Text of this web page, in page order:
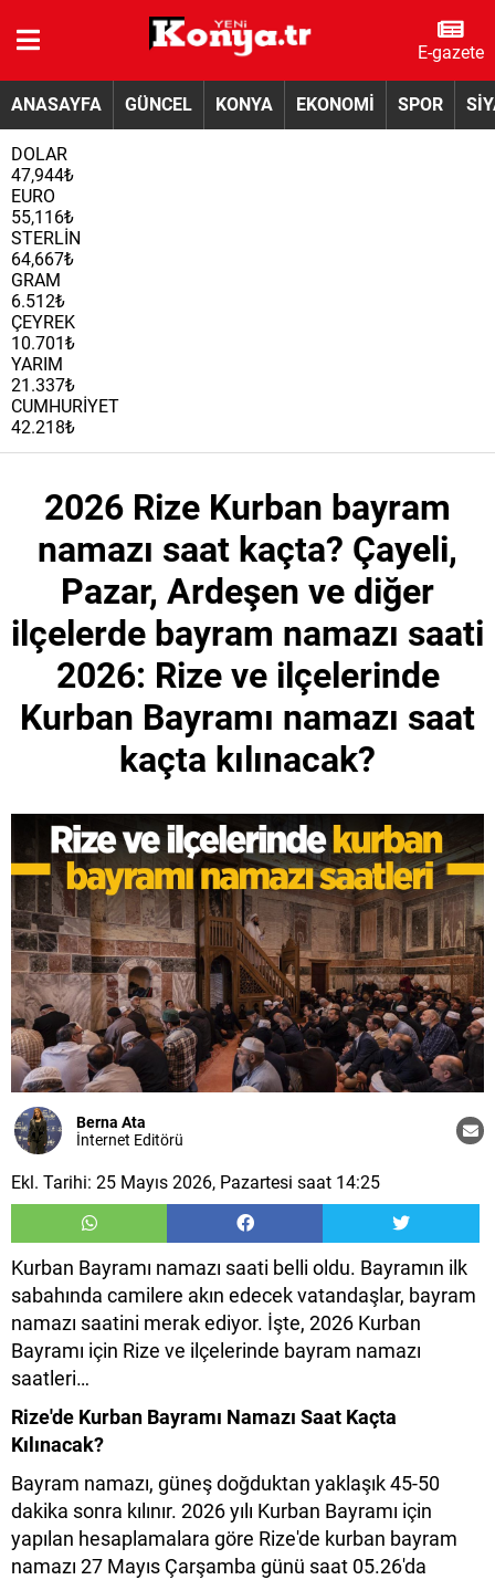
E-gazete
ANASAYFA GÜNCEL KONYA EKONOMİ SPOR
DOLAR
47,944₺
EURO
55,116₺
STERLİN
64,667₺
GRAM
6.512₺
ÇEYREK
10.701₺
YARIM
21.337₺
CUMHURİYET
42.218₺
2026 Rize Kurban bayram
namazı saat kaçta? Çayeli,
Pazar, Ardeşen ve diğer
ilçelerde bayram namazı saati
2026: Rize ve ilçelerinde
Kurban Bayramı namazı saat
kaçta kılınacak?
Berna Ata
İnternet Editörü
Ekl. Tarihi: 25 Mayıs 2026, Pazartesi saat 14:25
Kurban Bayramı namazı saati belli oldu. Bayramın ilk
sabahında camilere akın edecek vatandaşlar, bayram
namazı saatini merak ediyor. İşte, 2026 Kurban
Bayramı için Rize ve ilçelerinde bayram namazı
saatleri…
Rize'de Kurban Bayramı Namazı Saat Kaçta
Kılınacak?
Bayram namazı, güneş doğduktan yaklaşık 45-50
dakika sonra kılınır. 2026 yılı Kurban Bayramı için
yapılan hesaplamalara göre Rize'de kurban bayram
namazı 27 Mayıs Çarşamba günü saat 05.26'da